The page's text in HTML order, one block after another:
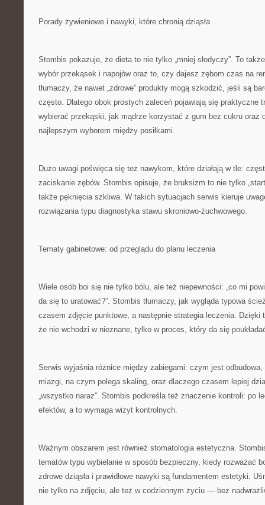
Porady żywieniowe i nawyki, które chronią dziąsła
Stombis pokazuje, że dieta to nie tylko „mniej słodyczy”. To
wybór przekąsek i napojów oraz to, czy dajesz zębom czas na
tłumaczy, że nawet „zdrowe” produkty mogą szkodzić, jeśli są
często. Dlatego obok prostych zaleceń pojawiają się praktyczne
wybierać przekąski, jak mądrze korzystać z gum bez cukru oraz
najlepszym wyborem między posiłkami.
Dużo uwagi poświęca się też nawykom, które działają w tle:
zaciskanie zębów. Stombis opisuje, że bruksizm to nie tylko
także pęknięcia szkliwa. W takich sytuacjach serwis kieruje
rozwiązania typu diagnostyka stawu skroniowo-żuchwowego.
Tematy gabinetowe: od przeglądu do planu leczenia
Wiele osób boi się nie tylko bólu, ale też niepewności: „co mi
da się to uratować?”. Stombis tłumaczy, jak wygląda typowa
czasem zdjęcie punktowe, a następnie strategia leczenia. Dzięki
że nie wchodzi w nieznane, tylko w proces, który da się
Serwis wyjaśnia różnice między zabiegami: czym jest
miazgi, na czym polega skaling, oraz dlaczego czasem lepiej
„wszystko naraz”. Stombis podkreśla też znaczenie kontroli: po
efektów, a to wymaga wizyt kontrolnych.
Ważnym obszarem jest również stomatologia estetyczna.
tematów typu wybielanie w sposób bezpieczny, kiedy rozważać
zdrowe dziąsła i prawidłowe nawyki są fundamentem estetyki.
nie tylko na zdjęciu, ale też w codziennym życiu — bez